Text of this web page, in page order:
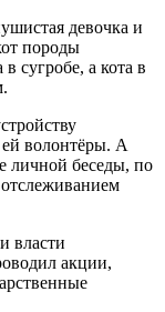
девочка и
породы
сугробе, а кота в
волонтёры. А
личной беседы, по
власти
акции,